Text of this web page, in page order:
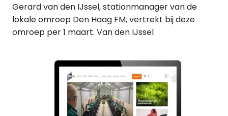
Gerard van den IJssel, stationmanager van de
lokale omroep Den Haag FM, vertrekt bij deze
omroep per 1 maart. Van den IJssel